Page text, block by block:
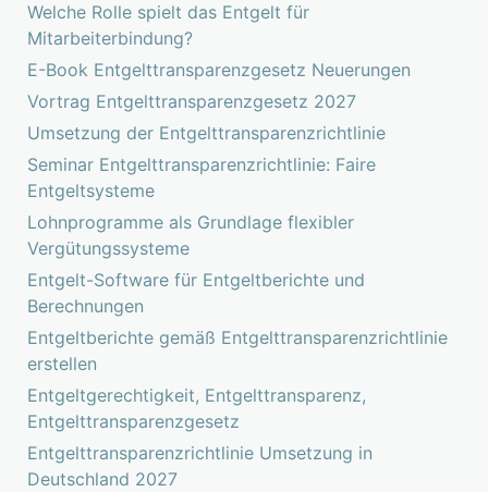
Welche Rolle spielt das Entgelt für
Mitarbeiterbindung?
E-Book Entgelttransparenzgesetz Neuerungen
Vortrag Entgelttransparenzgesetz 2027
Umsetzung der Entgelttransparenzrichtlinie
Seminar Entgelttransparenzrichtlinie: Faire
Entgeltsysteme
Lohnprogramme als Grundlage flexibler
Vergütungssysteme
Entgelt-Software für Entgeltberichte und
Berechnungen
Entgeltberichte gemäß Entgelttransparenzrichtlinie
erstellen
Entgeltgerechtigkeit, Entgelttransparenz,
Entgelttransparenzgesetz
Entgelttransparenzrichtlinie Umsetzung in
Deutschland 2027